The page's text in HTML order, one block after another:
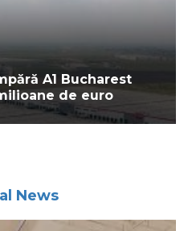
A1 Bucharest
de euro
News